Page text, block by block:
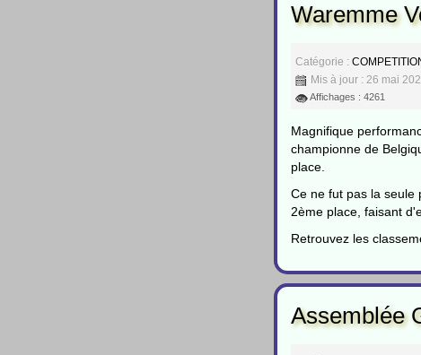
Waremme
Catégorie :
Mis à jour : 26 mai
Affichages : 4261
Magnifique
championne de
place.
Ce ne fut pas la seule
2ème place, faisant
Retrouvez les
Assemblée